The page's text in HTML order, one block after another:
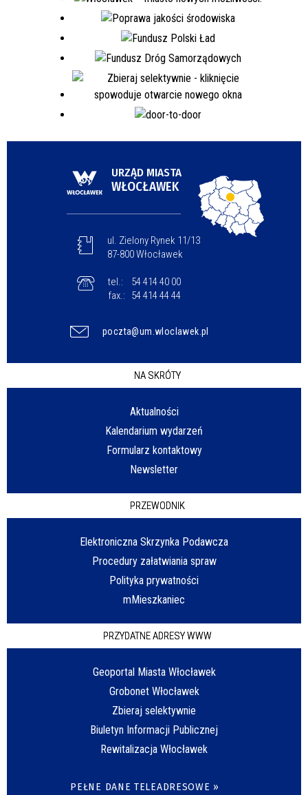
URZĄD MIASTA
WŁOCŁAWEK
ul. Zielony Rynek 11/13
87-800 Włocławek
tel.:
54 414 40 00
fax.:
54 414 44 44
poczta@um.wloclawek.pl
NA SKRÓTY
Aktualności
Kalendarium wydarzeń
Formularz kontaktowy
Newsletter
PRZEWODNIK
Elektroniczna Skrzynka Podawcza
Procedury załatwiania spraw
Polityka prywatności
mMieszkaniec
PRZYDATNE ADRESY WWW
Geoportal Miasta Włocławek
Grobonet Włocławek
Zbieraj selektywnie
Biuletyn Informacji Publicznej
Rewitalizacja Włocławek
PEŁNE DANE TELEADRESOWE »